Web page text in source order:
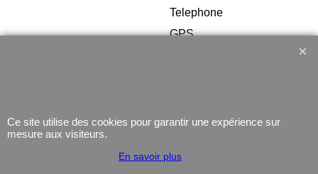
Telephone
GPS
Boutique en ligne créés
avec le logiciel
Ce site utilise des cookies pour garantir une expérience sur
mesure aux visiteurs.
En savoir plus